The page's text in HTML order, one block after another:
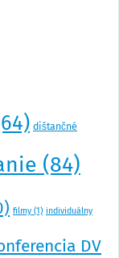
dištančné
(84)
filmy (1) individuálny
DV